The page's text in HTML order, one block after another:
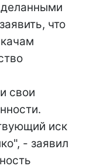
что
свои
иск
- заявил